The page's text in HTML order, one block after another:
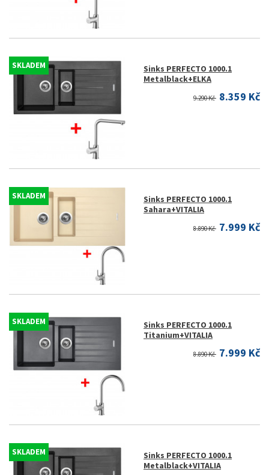
SKLADEM
Sinks PERFECTO 1000.1
Metalblack+ELKA
9.290 Kč 8.359 Kč
SKLADEM
Sinks PERFECTO 1000.1
Sahara+VITALIA
8.890 Kč 7.999 Kč
SKLADEM
Sinks PERFECTO 1000.1
Titanium+VITALIA
8.890 Kč 7.999 Kč
SKLADEM
Sinks PERFECTO 1000.1
Metalblack+VITALIA